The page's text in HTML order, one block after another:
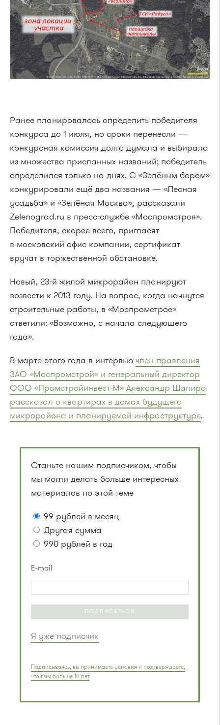
Ранее планировалось определить победителя
конкурса до 1 июля, но сроки перенесли —
конкурсная комиссия долго думала и выбирала
из множества присланных названий; победитель
определился только на днях. С «Зелёным бором»
конкурировали ещё два названия — «Лесная
усадьба» и «Зелёная Москва», рассказали
Zelenograd.ru в пресс-службе «Моспромстроя».
Победителя, скорее всего, пригласят
в московский офис компании, сертификат
вручат в торжественной обстановке.
Новый, 23-й жилой микрорайон планируют
возвести к 2013 году. На вопрос, когда начнутся
строительные работы, в «Моспромстрое»
ответили: «Возможно, с начала следующего
года».
В марте этого года в интервью член правления
ЗАО «Моспромстрой» и генеральный директор
ООО «Промстройинвест-М» Александр Шапиро
рассказал о квартирах в домах будущего
микрорайона и планируемой инфраструктуре.
Станьте нашим подписчиком, чтобы
мы могли делать больше интересных
материалов по этой теме
99 рублей в месяц
Другая сумма
990 рублей в год
E-mail
ПОДПИСАТЬСЯ
Я уже подписчик
Подписываясь, вы принимаете условия и подтверждаете,
что вам больше 18 лет